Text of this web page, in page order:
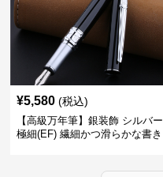
¥5,580 (税込)
【高級万年筆】銀装飾 シルバー
極細(EF) 繊細かつ滑らかな書き